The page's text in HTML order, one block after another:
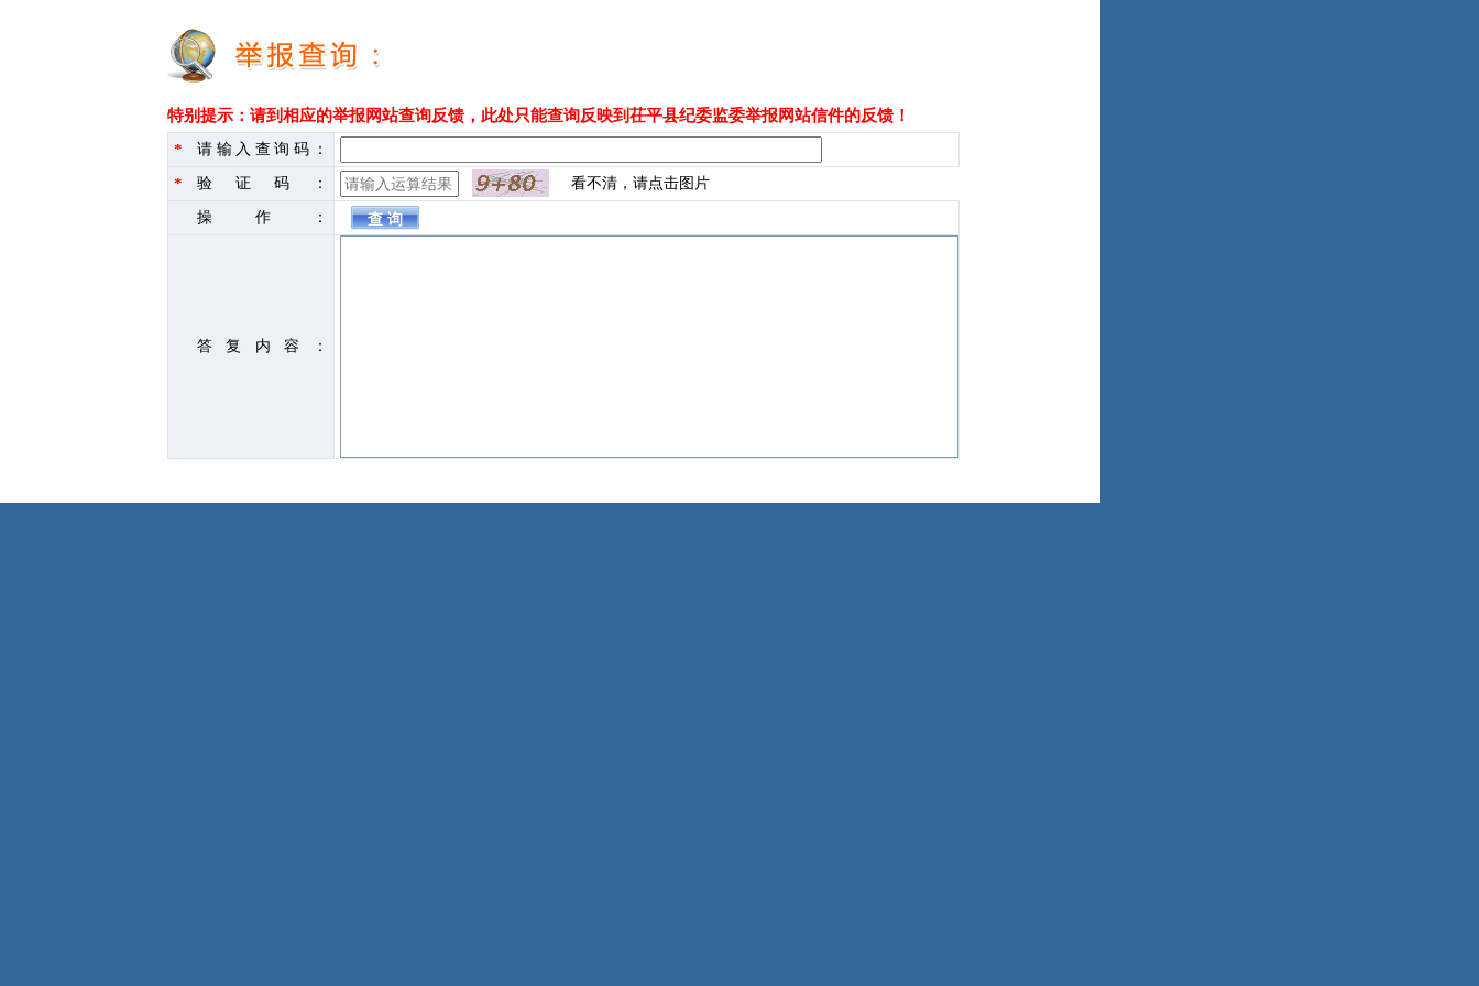
特别提示：请到相应的举报网站查询反馈，此处只能查询反映到茌平县纪委监委举报网站信件的反馈！
*
请输入查询码：
* 验证码： 看不清，请点击图片
操作：
答复内容：